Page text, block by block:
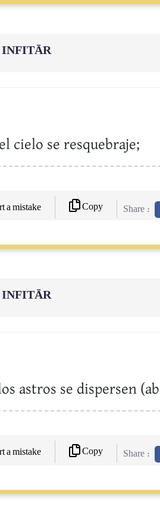
cielo se resquebraje;
a mistake Copy Share :
astros se dispersen
a mistake Copy Share :